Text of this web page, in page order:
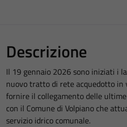
Descrizione
Il 19 gennaio 2026 sono iniziati i
nuovo tratto di rete acquedotto in
fornire il collegamento delle
con il Comune di Volpiano che
servizio idrico comunale.